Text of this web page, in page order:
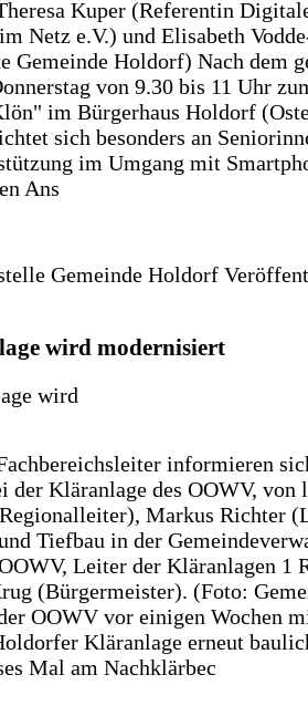
Kuper (Referentin
Netz e.V.) und Elisabeth
Gemeinde Holdorf) Nach dem
von 9.30 bis 11 Uhr
im Bürgerhaus Holdorf
sich besonders an
im Umgang mit
Ans
Gemeinde Holdorf
wird modernisiert
informieren
der Kläranlage des OOWV, von
Markus Richter
Tiefbau in der
Leiter der Kläranlagen 1
(Bürgermeister). (Foto:
OOWV vor einigen Wochen
Kläranlage erneut
Mal am Nachklärbec